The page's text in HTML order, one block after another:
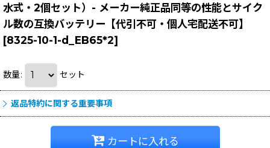
水式・2個セット）- メーカー純正品同等の性能とサイク
ル数の互換バッテリー【代引不可・個人宅配送不可】
[8325-10-1-d_EB65*2]
数量: セット
返品特約に関する重要事項
カートに入れる